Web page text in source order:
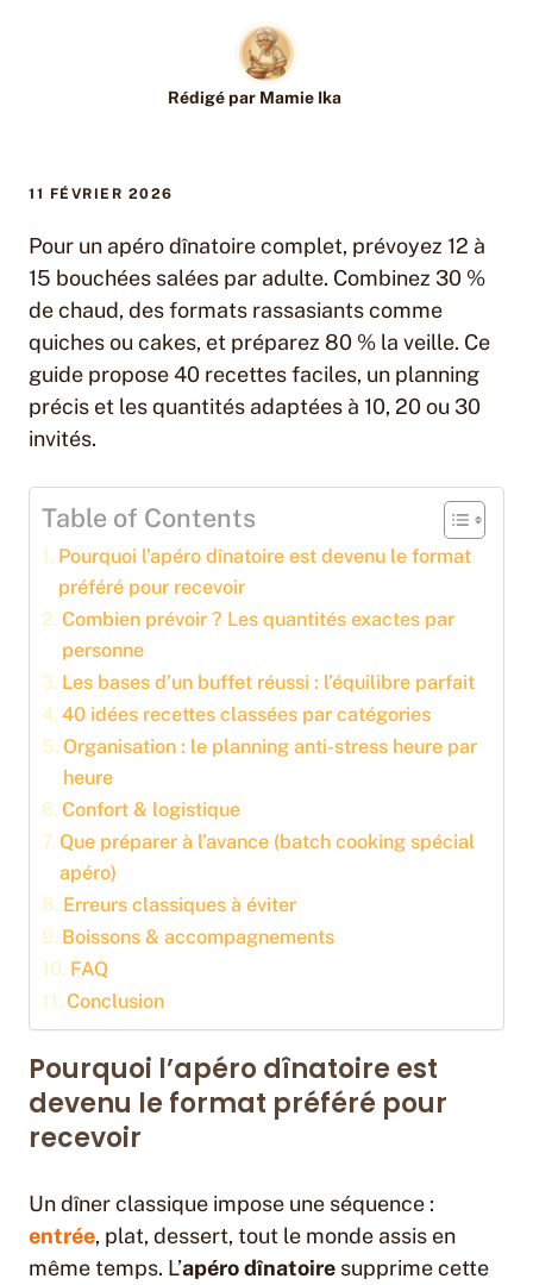
Rédigé par Mamie Ika
11 FÉVRIER 2026
Pour un apéro dînatoire complet, prévoyez 12 à
15 bouchées salées par adulte. Combinez 30 %
de chaud, des formats rassasiants comme
quiches ou cakes, et préparez 80 % la veille. Ce
guide propose 40 recettes faciles, un planning
précis et les quantités adaptées à 10, 20 ou 30
invités.
Table of Contents
Pourquoi l’apéro dînatoire est devenu le format
préféré pour recevoir
Combien prévoir ? Les quantités exactes par
personne
Les bases d’un buffet réussi : l’équilibre parfait
40 idées recettes classées par catégories
Organisation : le planning anti-stress heure par
heure
Confort & logistique
Que préparer à l’avance (batch cooking spécial
apéro)
Erreurs classiques à éviter
Boissons & accompagnements
FAQ
Conclusion
Pourquoi l’apéro dînatoire est
devenu le format préféré pour
recevoir
Un dîner classique impose une séquence :
entrée, plat, dessert, tout le monde assis en
même temps. L’apéro dînatoire supprime cette